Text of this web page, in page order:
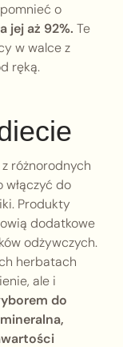
o
jej aż 92%. Te
w walce z
ręką.
różnorodnych
włączyć do
Produkty
dodatkowe
odżywczych.
herbatach
ale i
do